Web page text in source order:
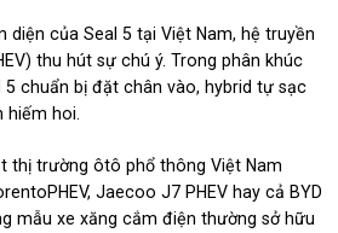
diện của Seal 5 tại Việt Nam, hệ truyền
thu hút sự chú ý. Trong phân khúc
5 chuẩn bị đặt chân vào, hybrid tự sạc
hiếm hoi.
thị trường ôtô phổ thông Việt Nam
Jaecoo J7 PHEV hay cả BYD
mẫu xe xăng cắm điện thường sở hữu